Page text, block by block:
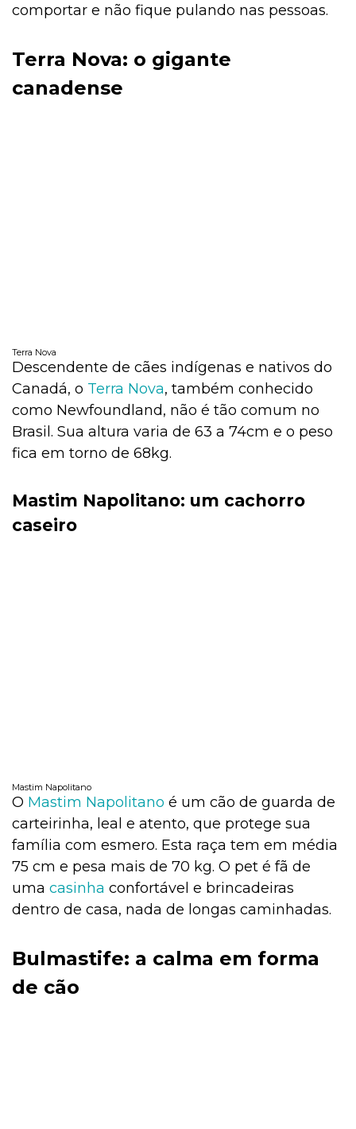
comportar e não fique pulando nas pessoas.
Terra Nova: o gigante
canadense
Terra Nova
Descendente de cães indígenas e nativos do
Canadá, o Terra Nova, também conhecido
como Newfoundland, não é tão comum no
Brasil. Sua altura varia de 63 a 74cm e o peso
fica em torno de 68kg.
Mastim Napolitano: um cachorro
caseiro
Mastim Napolitano
O Mastim Napolitano é um cão de guarda de
carteirinha, leal e atento, que protege sua
família com esmero. Esta raça tem em média
75 cm e pesa mais de 70 kg. O pet é fã de
uma casinha confortável e brincadeiras
dentro de casa, nada de longas caminhadas.
Bulmastife: a calma em forma
de cão